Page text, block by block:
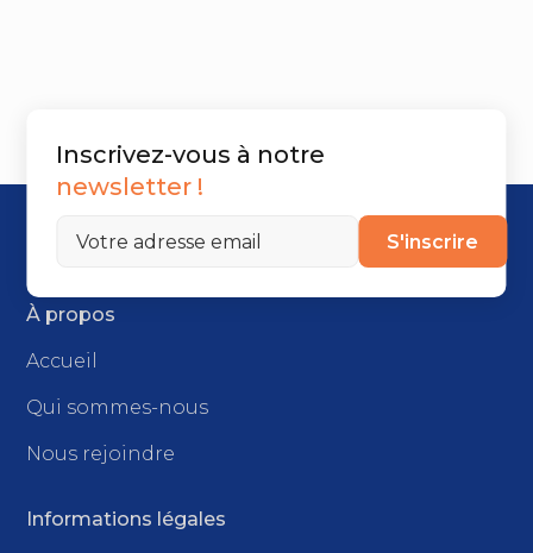
À propos
Accueil
Qui sommes-nous
Nous rejoindre
Informations légales
Inscrivez-vous à notre
newsletter !
S'inscrire